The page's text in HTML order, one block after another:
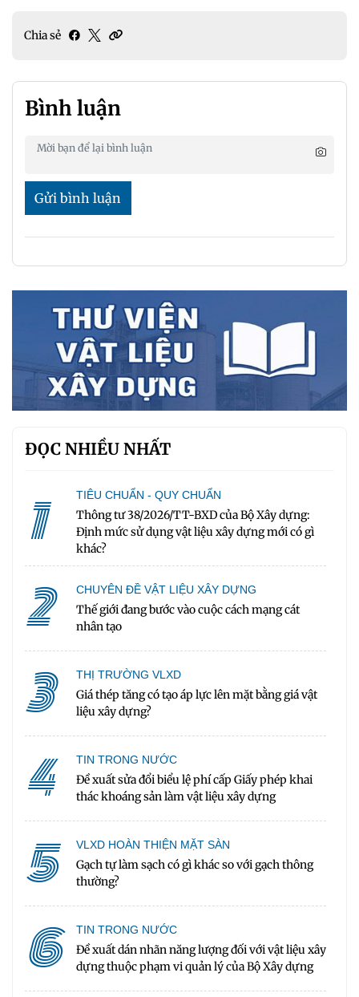
Chia sẻ
Bình luận
Gửi bình luận
ĐỌC NHIỀU NHẤT
1 TIÊU CHUẨN - QUY CHUẨN
Thông tư 38/2026/TT-BXD của Bộ Xây dựng:
Định mức sử dụng vật liệu xây dựng mới có gì
khác?
2 CHUYÊN ĐỀ VẬT LIỆU XÂY DỰNG
Thế giới đang bước vào cuộc cách mạng cát
nhân tạo
3 THỊ TRƯỜNG VLXD
Giá thép tăng có tạo áp lực lên mặt bằng giá vật
liệu xây dựng?
4 TIN TRONG NƯỚC
Đề xuất sửa đổi biểu lệ phí cấp Giấy phép khai
thác khoáng sản làm vật liệu xây dựng
5 VLXD HOÀN THIỆN MẶT SÀN
Gạch tự làm sạch có gì khác so với gạch thông
thường?
6 TIN TRONG NƯỚC
Đề xuất dán nhãn năng lượng đối với vật liệu xây
dựng thuộc phạm vi quản lý của Bộ Xây dựng